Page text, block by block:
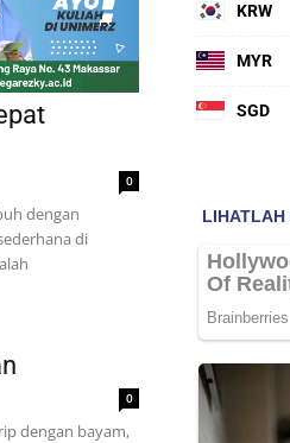
0
dengan
di
0
dengan bayam,
KRW
MYR
SGD